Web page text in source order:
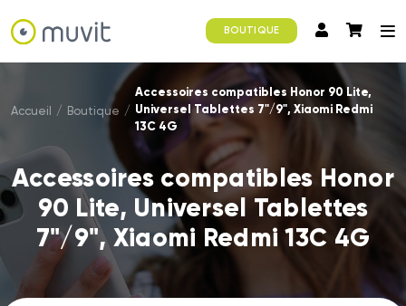
BOUTIQUE
Accueil / Boutique /
Accessoires compatibles Honor 90 Lite,
Universel Tablettes 7"/9", Xiaomi Redmi
13C 4G
Accessoires compatibles Honor
90 Lite, Universel Tablettes
7"/9", Xiaomi Redmi 13C 4G